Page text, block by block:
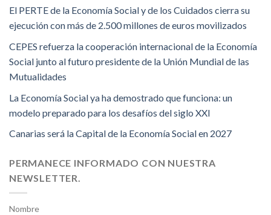
El PERTE de la Economía Social y de los Cuidados cierra su
ejecución con más de 2.500 millones de euros movilizados
CEPES refuerza la cooperación internacional de la Economía
Social junto al futuro presidente de la Unión Mundial de las
Mutualidades
La Economía Social ya ha demostrado que funciona: un
modelo preparado para los desafíos del siglo XXI
Canarias será la Capital de la Economía Social en 2027
PERMANECE INFORMADO CON NUESTRA
NEWSLETTER.
Nombre